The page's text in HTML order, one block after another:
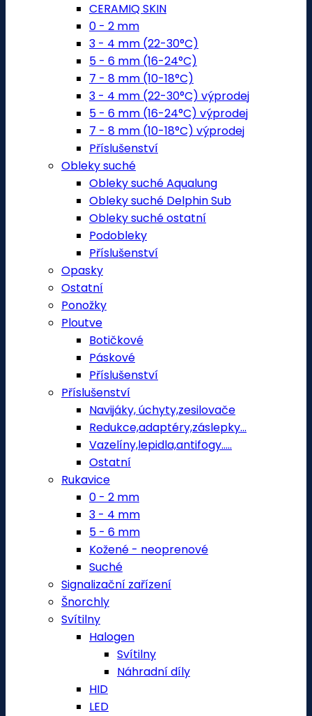
CERAMIQ SKIN
0 - 2 mm
3 - 4 mm (22-30°C)
5 - 6 mm (16-24°C)
7 - 8 mm (10-18°C)
3 - 4 mm (22-30°C) výprodej
5 - 6 mm (16-24°C) výprodej
7 - 8 mm (10-18°C) výprodej
Příslušenství
Obleky suché
Obleky suché Aqualung
Obleky suché Delphin Sub
Obleky suché ostatní
Podobleky
Příslušenství
Opasky
Ostatní
Ponožky
Ploutve
Botičkové
Páskové
Příslušenství
Příslušenství
Navijáky, úchyty,zesilovače
Redukce,adaptéry,záslepky...
Vazelíny,lepidla,antifogy.....
Ostatní
Rukavice
0 - 2 mm
3 - 4 mm
5 - 6 mm
Kožené - neoprenové
Suché
Signalizační zařízení
Šnorchly
Svítilny
Halogen
Svítilny
Náhradní díly
HID
LED